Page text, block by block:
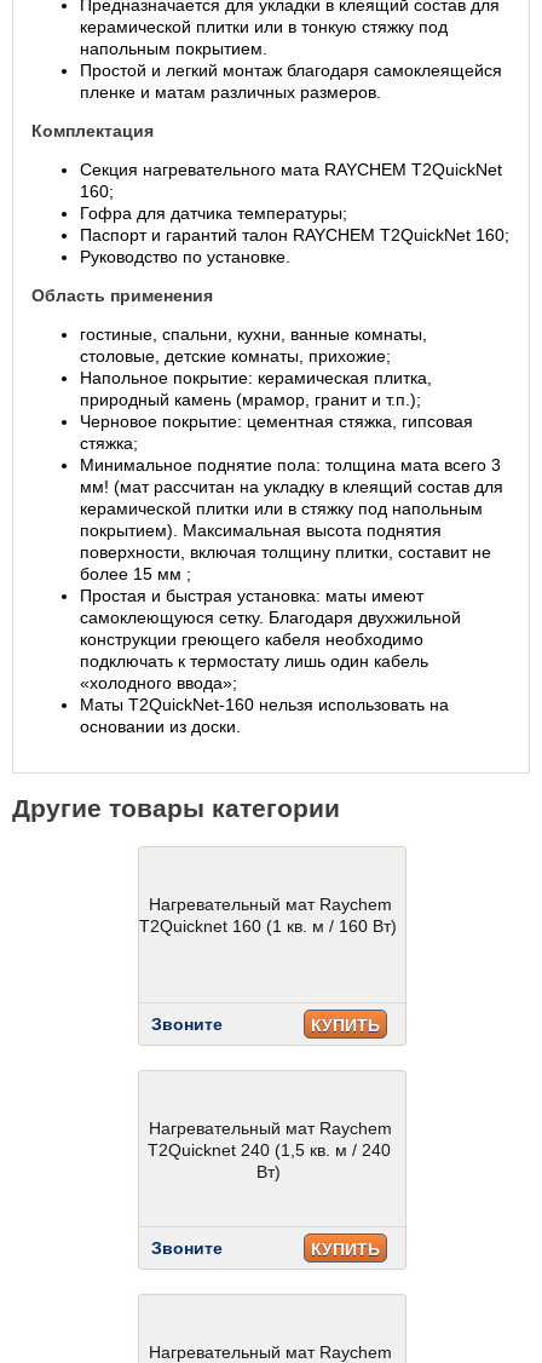
Предназначается для укладки в клеящий состав для
керамической плитки или в тонкую стяжку под
напольным покрытием.
Простой и легкий монтаж благодаря самоклеящейся
пленке и матам различных размеров.
Комплектация
Секция нагревательного мата RAYCHEM T2QuickNet
160;
Гофра для датчика температуры;
Паспорт и гарантий талон RAYCHEM T2QuickNet 160;
Руководство по установке.
Область применения
гостиные, спальни, кухни, ванные комнаты,
столовые, детские комнаты, прихожие;
Напольное покрытие: керамическая плитка,
природный камень (мрамор, гранит и т.п.);
Черновое покрытие: цементная стяжка, гипсовая
стяжка;
Минимальное поднятие пола: толщина мата всего 3
мм! (мат рассчитан на укладку в клеящий состав для
керамической плитки или в стяжку под напольным
покрытием). Максимальная высота поднятия
поверхности, включая толщину плитки, составит не
более 15 мм ;
Простая и быстрая установка: маты имеют
самоклеющуюся сетку. Благодаря двухжильной
конструкции греющего кабеля необходимо
подключать к термостату лишь один кабель
«холодного ввода»;
Маты T2QuickNet-160 нельзя использовать на
основании из доски.
Другие товары категории
Нагревательный мат Raychem
T2Quicknet 160 (1 кв. м / 160 Вт)
Звоните КУПИТЬ
Нагревательный мат Raychem
T2Quicknet 240 (1,5 кв. м / 240
Вт)
Звоните КУПИТЬ
Нагревательный мат Raychem